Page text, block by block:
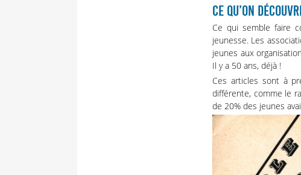
CE QU’ON
Ce qui semble faire
jeunesse. Les
jeunes aux
Il y a 50 ans, déjà !
Ces articles sont à
différente, comme le
de 20% des jeunes